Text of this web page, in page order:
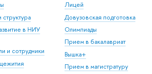
структура
в НИУ
и сотрудники
Лицей
Довузовская подготовка
Олимпиады
Прием в бакалавриат
Вышка+
Прием в магистратуру